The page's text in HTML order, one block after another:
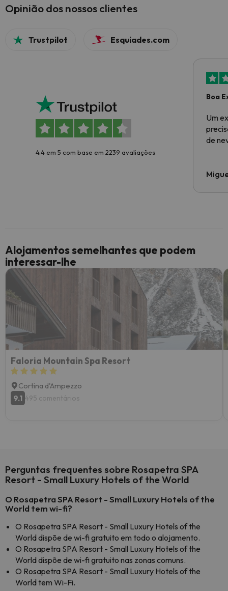
Opinião dos nossos clientes
Trustpilot Esquiades.com
4.4 em 5 com base em 2239 avaliações
Boa
Um
de
Alojamentos semelhantes que podem
interessar-lhe
Faloria Mountain Spa Resort
Cortina d'Ampezzo
9.1 495 comentários
Perguntas frequentes sobre Rosapetra SPA
Resort - Small Luxury Hotels of the World
O Rosapetra SPA Resort - Small Luxury Hotels of the
World tem wi-fi?
O Rosapetra SPA Resort - Small Luxury Hotels of the
World dispõe de wi-fi gratuito em todo o alojamento.
O Rosapetra SPA Resort - Small Luxury Hotels of the
World dispõe de wi-fi gratuito nas zonas comuns.
O Rosapetra SPA Resort - Small Luxury Hotels of the
World tem Wi-Fi.